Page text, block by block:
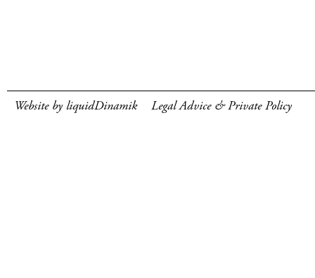
Website by liquidDinamik Legal Advice & Private Policy